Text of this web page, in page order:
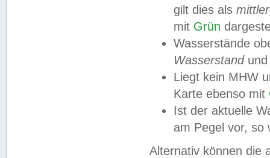
gilt dies als
mit Grün
Wasserstände
Wasserstandund
Liegt kein MHW
Karte ebenso mit
Ist der aktuelle
am Pegel vor,
Alternativ können die